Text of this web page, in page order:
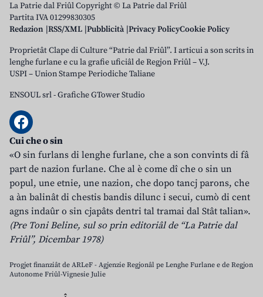
La Patrie dal Friûl Copyright © La Patrie dal Friûl
Partita IVA 01299830305
Redazion RSS/XML Pubblicità Privacy PolicyCookie Policy
Proprietât Clape di Culture “Patrie dal Friûl”. I articui a son scrits in
lenghe furlane e cu la grafie uficiâl de Regjon Friûl – V.J.
USPI – Union Stampe Periodiche Taliane
ENSOUL srl-Grafiche GTower Studio
Cui che o sin
«O sin furlans di lenghe furlane, che a son convints di fâ
part de nazion furlane. Che al è come dî che o sin un
popul, une etnie, une nazion, che dopo tancj parons, che
a àn balinât di chestis bandis dilunc i secui, cumò di cent
agns indaûr o sin cjapâts dentri tal tramai dal Stât talian».
(Pre Toni Beline, sul so prin editoriâl de “La Patrie dal
Friûl”, Dicembar 1978)
Progjet finanziât de ARLeF - Agjenzie Regjonâl pe Lenghe Furlane e de Regjon
Autonome Friûl-Vignesie Julie